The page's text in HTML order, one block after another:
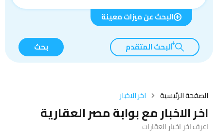
البحث عن ميزات معينة
البحث المتقدم بحث
الصفحة الرئيسية اخر الاخبار
اخر الاخبار مع بوابة مصر العقارية
اعرف اخر اخبار العقارات